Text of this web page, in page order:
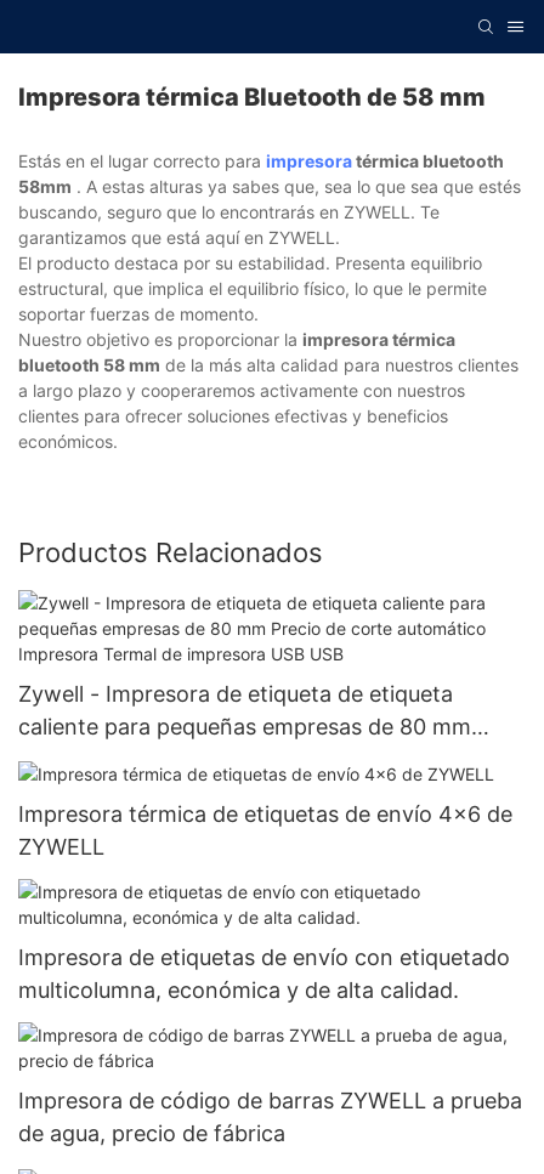
Impresora térmica Bluetooth de 58 mm
Estás en el lugar correcto para impresoratérmica bluetooth
58mm . A estas alturas ya sabes que, sea lo que sea que estés
buscando, seguro que lo encontrarás en ZYWELL. Te
garantizamos que está aquí en ZYWELL.
El producto destaca por su estabilidad. Presenta equilibrio
estructural, que implica el equilibrio físico, lo que le permite
soportar fuerzas de momento.
Nuestro objetivo es proporcionar la impresora térmica
bluetooth 58 mm de la más alta calidad para nuestros clientes
a largo plazo y cooperaremos activamente con nuestros
clientes para ofrecer soluciones efectivas y beneficios
económicos.
Productos Relacionados
Zywell - Impresora de etiqueta de etiqueta
caliente para pequeñas empresas de 80 mm
Precio de corte automático Impresora Termal de
impresora USB USB
Impresora térmica de etiquetas de envío 4x6 de
ZYWELL
Impresora de etiquetas de envío con etiquetado
multicolumna, económica y de alta calidad.
Impresora de código de barras ZYWELL a prueba
de agua, precio de fábrica